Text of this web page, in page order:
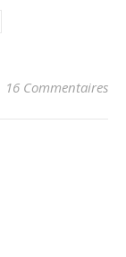
16 Commentaires